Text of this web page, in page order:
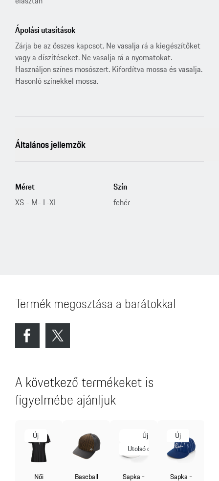
Ápolási utasítások
Zárja be az összes kapcsot. Ne vasalja rá a kiegészítőket
vagy a díszítéseket. Ne vasalja rá a nyomatokat.
Használjon színes mosószert. Kifordítva mossa és vasalja.
Hasonló színekkel mossa.
Általános jellemzők
Méret
XS - M- L-XL
Szín
fehér
Termék megosztása a barátokkal
A következő termékeket is
figyelmébe ajánljuk
Új
Női Baseball
Új
Utolsó darab
Sapka -
Új
Sapka -